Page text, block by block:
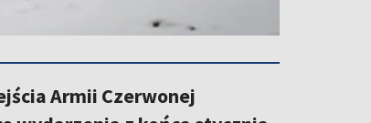
Armii Czerwonej